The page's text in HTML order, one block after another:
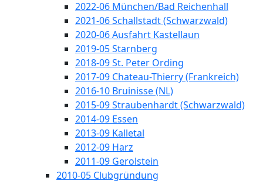
2022-06 München/Bad Reichenhall
2021-06 Schallstadt (Schwarzwald)
2020-06 Ausfahrt Kastellaun
2019-05 Starnberg
2018-09 St. Peter Ording
2017-09 Chateau-Thierry (Frankreich)
2016-10 Bruinisse (NL)
2015-09 Straubenhardt (Schwarzwald)
2014-09 Essen
2013-09 Kalletal
2012-09 Harz
2011-09 Gerolstein
2010-05 Clubgründung